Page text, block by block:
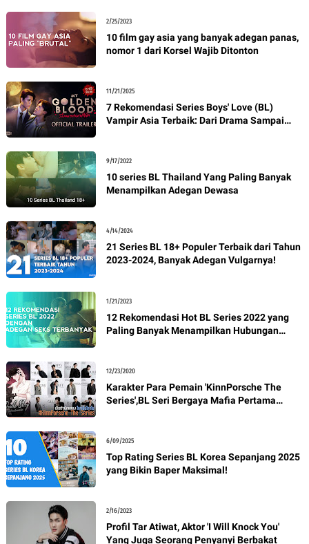
2/25/2023
10 film gay asia yang banyak adegan panas,
nomor 1 dari Korsel Wajib Ditonton
11/21/2025
7 Rekomendasi Series Boys' Love (BL)
Vampir Asia Terbaik: Dari Drama Sampai
9/17/2022
10 series BL Thailand Yang Paling Banyak
Menampilkan Adegan Dewasa
4/14/2024
21 Series BL 18+ Populer Terbaik dari Tahun
2023-2024, Banyak Adegan Vulgarnya!
1/21/2023
12 Rekomendasi Hot BL Series 2022 yang
Paling Banyak Menampilkan Hubungan
12/23/2020
Karakter Para Pemain 'KinnPorsche The
Series',BL Seri Bergaya Mafia Pertama
6/09/2025
Top Rating Series BL Korea Sepanjang 2025
yang Bikin Baper Maksimal!
2/16/2023
Profil Tar Atiwat, Aktor 'I Will Knock You'
Yang Juga Seorang Penyanyi Berbakat